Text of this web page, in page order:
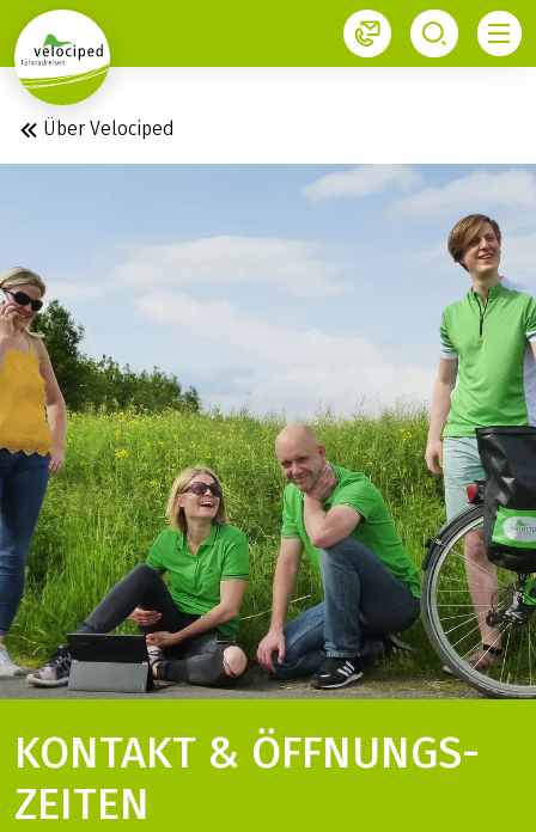
1
Über Velociped
KONTAKT & ÖFFNUNGS­
ZEITEN